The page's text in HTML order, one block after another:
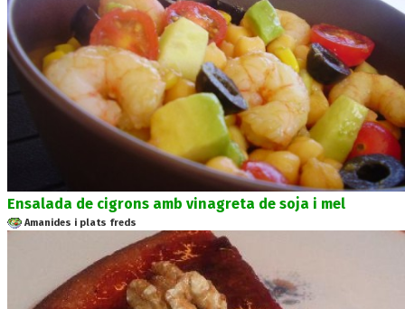
Ensalada de cigrons amb vinagreta de soja i mel
Amanides i plats freds